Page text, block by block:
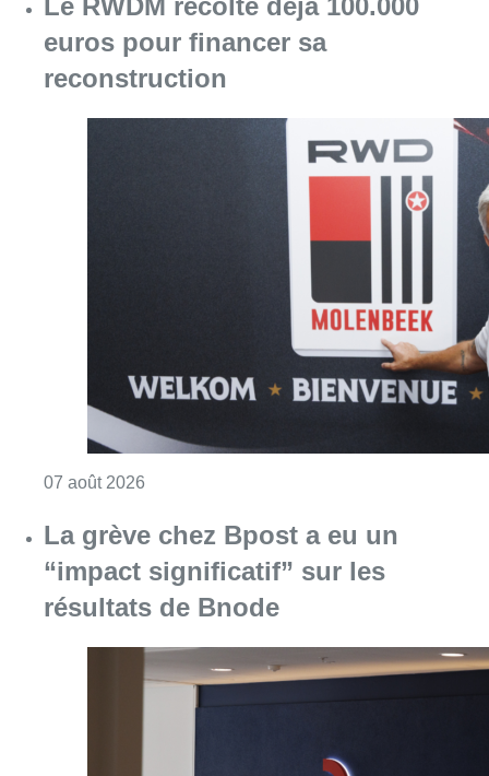
Le RWDM récolte déjà 100.000
euros pour financer sa
reconstruction
07 août 2026
La grève chez Bpost a eu un
“impact significatif” sur les
résultats de Bnode